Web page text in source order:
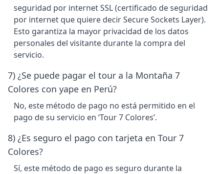
seguridad por internet SSL (certificado de seguridad
por internet que quiere decir Secure Sockets Layer).
Esto garantiza la mayor privacidad de los datos
personales del visitante durante la compra del
servicio.
7) ¿Se puede pagar el tour a la Montaña 7
Colores con yape en Perú?
No, este método de pago no está permitido en el
pago de su servicio en ‘Tour 7 Colores’.
8) ¿Es seguro el pago con tarjeta en Tour 7
Colores?
Sí, este método de pago es seguro durante la